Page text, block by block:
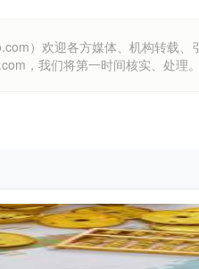
）欢迎各方媒体、机构转载
，我们将第一时间核实、处理